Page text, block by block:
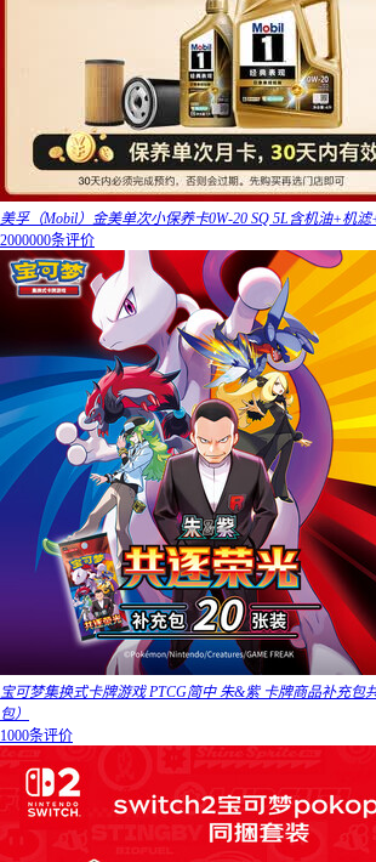
美孚（Mobil）金美单次小保养卡0W-20 SQ 5L含机油+机
2000000条评价
宝可梦集换式卡牌游戏 PTCG简中 朱&紫 卡牌商品补充包
包）
1000条评价